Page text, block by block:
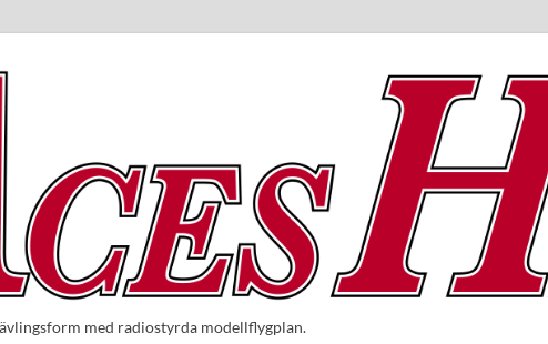
med radiostyrda modellflygplan.